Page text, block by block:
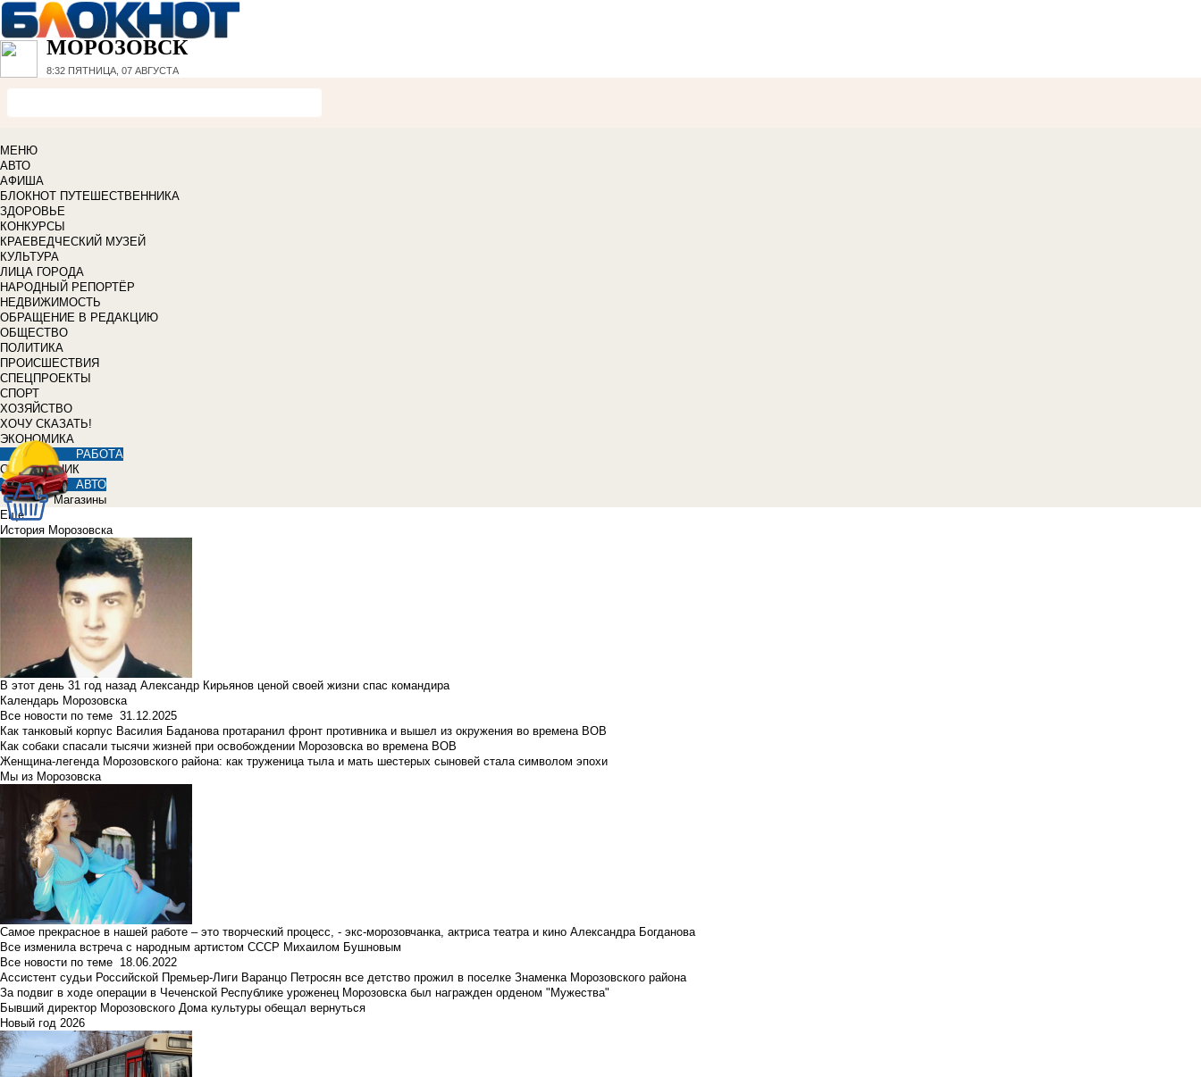
МОРОЗОВСК
8:32 ПЯТНИЦА, 07 АВГУСТА
МЕНЮ
АВТО
АФИША
БЛОКНОТ ПУТЕШЕСТВЕННИКА
ЗДОРОВЬЕ
КОНКУРСЫ
КРАЕВЕДЧЕСКИЙ МУЗЕЙ
КУЛЬТУРА
ЛИЦА ГОРОДА
НАРОДНЫЙ РЕПОРТЁР
НЕДВИЖИМОСТЬ
ОБРАЩЕНИЕ В РЕДАКЦИЮ
ОБЩЕСТВО
ПОЛИТИКА
ПРОИСШЕСТВИЯ
СПЕЦПРОЕКТЫ
СПОРТ
ХОЗЯЙСТВО
ХОЧУ СКАЗАТЬ!
ЭКОНОМИКА
РАБОТА
СПРАВОЧНИК
АВТО
Магазины
Еще
История Морозовска
В этот день 31 год назад Александр Кирьянов ценой своей жизни спас командира
Календарь Морозовска
Все новости по теме 31.12.2025
Как танковый корпус Василия Баданова протаранил фронт противника и вышел из окружения во времена ВОВ
Как собаки спасали тысячи жизней при освобождении Морозовска во времена ВОВ
Женщина-легенда Морозовского района: как труженица тыла и мать шестерых сыновей стала символом эпохи
Мы из Морозовска
Самое прекрасное в нашей работе – это творческий процесс, - экс-морозовчанка, актриса театра и кино Александра Богданова
Все изменила встреча с народным артистом СССР Михаилом Бушновым
Все новости по теме 18.06.2022
Ассистент судьи Российской Премьер-Лиги Варанцо Петросян все детство прожил в поселке Знаменка Морозовского района
За подвиг в ходе операции в Чеченской Республике уроженец Морозовска был награжден орденом "Мужества"
Бывший директор Морозовского Дома культуры обещал вернуться
Новый год 2026